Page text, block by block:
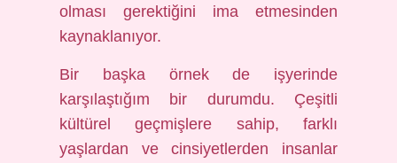
olması gerektiğini ima etmesinden
kaynaklanıyor.
Bir başka örnek de işyerinde
karşılaştığım bir durumdu. Çeşitli
kültürel geçmişlere sahip, farklı
yaşlardan ve cinsiyetlerden insanlar